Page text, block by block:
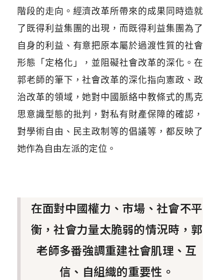
階段的走向。經濟改革所帶來的成果同時造就
了既得利益集團的出現，而既得利益集團為了
自身的利益、有意把原本屬於過渡性質的社會
形態「定格化」，並阻礙社會改革的深化。在
郭老師的筆下，社會改革的深化指向憲政、政
治改革的領域，她對中國脈絡中教條式的馬克
思意識型態的批判，對私有財產保障的確認，
對學術自由、民主政制等的倡議等，都反映了
她作為自由左派的定位。
在面對中國權力、市場、社會不平
衡，社會力量太脆弱的情況時，郭
老師多番強調重建社會肌理、互
信、自組織的重要性。